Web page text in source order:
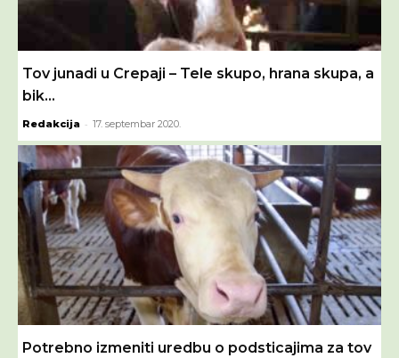
Tov junadi u Crepaji – Tele skupo, hrana skupa, a
bik...
Redakcija - 17. septembar 2020.
Potrebno izmeniti uredbu o podsticajima za tov